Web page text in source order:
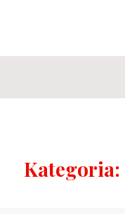
Kategoria: